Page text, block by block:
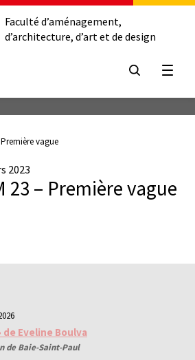
Faculté d’aménagement,
d’architecture, d’art et de design
vague
2023
23 – Première vague
de Eveline Boulva
de Baie-Saint-Paul